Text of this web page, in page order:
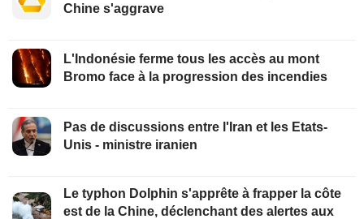
Chine s'aggrave
L'Indonésie ferme tous les accès au mont
Bromo face à la progression des incendies
Pas de discussions entre l'Iran et les Etats-
Unis - ministre iranien
Le typhon Dolphin s'apprête à frapper la côte
est de la Chine, déclenchant des alertes aux